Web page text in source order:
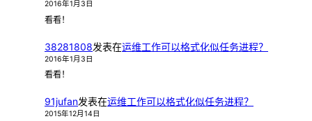
2016年1月3日
看看！
38281808发表在运维工作可以格式化似任务进程？
2016年1月3日
看看！
91jufan发表在运维工作可以格式化似任务进程？
2015年12月14日